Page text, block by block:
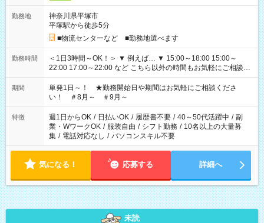
勤務地
神奈川県平塚市
平塚駅から徒歩5分
■物流センターなど ■勤務地選べます
勤務時間
＜1日3時間～OK！＞ ▼ 例えば… ▼ 15:00～18:00 15:00～
22:00 17:00～22:00 など こちら以外の時間もお気軽にご相談く
ださい！
期間
単発1日～！ ★勤務開始日や期間はお気軽にご相談くださ
い！ ＃8月～ ＃9月～
特徴 週1日からOK / 日払いOK / 履歴書不要 / 40～50代活躍中 / 副
業・WワークOK / 服装自由 / シフト勤務 / 10名以上の大量募
集 / 電話対応なし / パソコンスキル不要
気になる！ 応募する 詳細へ
未読